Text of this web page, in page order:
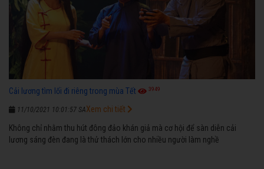
Cải lương tìm lối đi riêng trong mùa Tết 3949
11/10/2021 10:01:57 SA
Không chỉ nhằm thu hút đông đảo khán giả mà cơ hội để sàn diễn cải
lương sáng đèn đang là thử thách lớn cho nhiều người làm nghề
Xem chi tiết